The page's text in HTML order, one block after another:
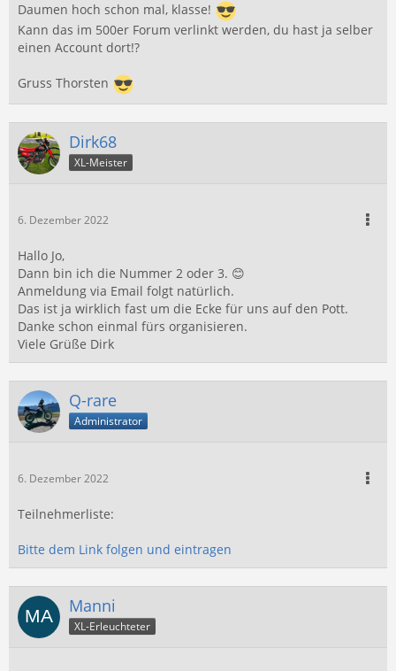
Daumen hoch schon mal, klasse!
Kann das im 500er Forum verlinkt werden, du hast ja selber
einen Account dort!?
Gruss Thorsten
Dirk68
XL-Meister
6. Dezember 2022
Hallo Jo,
Dann bin ich die Nummer 2 oder 3. 😊
Anmeldung via Email folgt natürlich.
Das ist ja wirklich fast um die Ecke für uns auf den Pott.
Danke schon einmal fürs organisieren.
Viele Grüße Dirk
Q-rare
Administrator
6. Dezember 2022
Teilnehmerliste:
Bitte dem Link folgen und eintragen
Manni
XL-Erleuchteter